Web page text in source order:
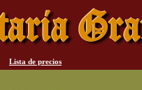
Lista de precios